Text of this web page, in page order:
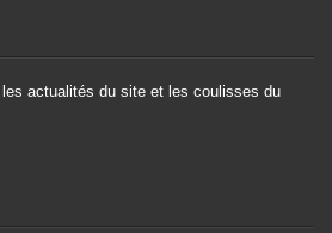
, les actualités du site et les coulisses du